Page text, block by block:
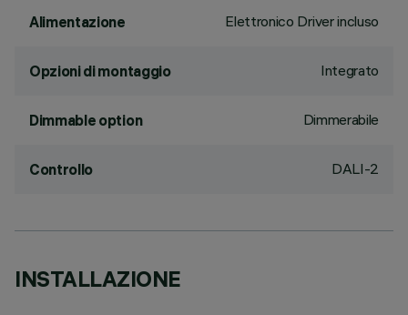
Alimentazione Elettronico Driver incluso
Opzioni di montaggio Integrato
Dimmable option Dimmerabile
Controllo DALI-2
INSTALLAZIONE